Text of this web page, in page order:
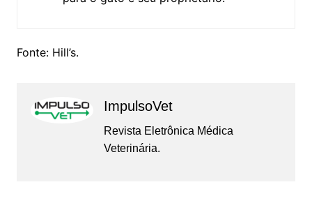
Fonte: Hill’s.
ImpulsoVet
Revista Eletrônica Médica
Veterinária.